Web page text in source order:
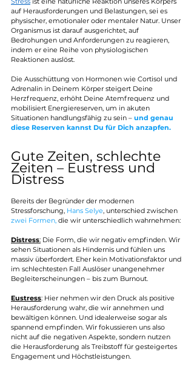
auf Herausforderungen und Belastungen, sei es
physischer, emotionaler oder mentaler Natur. Unser
Organismus ist darauf ausgerichtet, auf
Bedrohungen und Anforderungen zu reagieren,
indem er eine Reihe von physiologischen
Reaktionen auslöst.
Die Ausschüttung von Hormonen wie Cortisol und
Adrenalin in Deinem Körper steigert Deine
Herzfrequenz, erhöht Deine Atemfrequenz und
mobilisiert Energiereserven, um in akuten
Situationen handlungsfähig zu sein – und genau
diese Reserven kannst Du für Dich anzapfen.
Gute Zeiten, schlechte
Zeiten – Eustress und
Distress
Bereits der Begründer der modernen
Stressforschung, Hans Selye, unterschied zwischen
zwei Formen, die wir unterschiedlich wahrnehmen:
Distress: Die Form, die wir negativ empfinden. Wir
sehen Situationen als Hindernis und fühlen uns
massiv überfordert. Eher kein Motivationsfaktor und
im schlechtesten Fall Auslöser unangenehmer
Begleiterscheinungen – bis zum Burnout.
Eustress: Hier nehmen wir den Druck als positive
Herausforderung wahr, die wir annehmen und
bewältigen können. Und idealerweise sogar als
spannend empfinden. Wir fokussieren uns also
nicht auf die negativen Aspekte, sondern nutzen
die Herausforderung als Treibstoff für gesteigertes
Engagement und Höchstleistungen.